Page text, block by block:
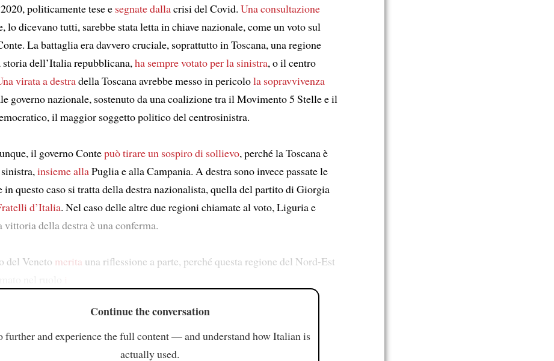
politicamente tese e segnate dallacrisi del Covid. Una consultazione
lo dicevano tutti, sarebbe stata letta in chiave nazionale, come un voto sul
La battaglia era davvero cruciale, soprattutto in Toscana, una regione
storia dell’Italia repubblicana, ha sempre votato per la sinistra, o il centro
virata a destradella Toscana avrebbe messo in pericolola sopravvivenza
governo nazionale, sostenuto da una coalizione tra il Movimento 5 Stelle e il
il maggior soggetto politico del centrosinistra.
il governo Contepuò tirare un sospiro di sollievo, perché la Toscana è
insieme allaPuglia e alla Campania. A destra sono invece passate le
in questo caso si tratta della destra nazionalista, quella del partito di Giorgia
d’Italia. Nel caso delle altre due regioni chiamate al voto, Liguria e
vittoria della destra è una conferma.
del Veneto merita una riflessione a parte, perché questa regione del Nord-Est
Continue the conversation
further and experience the full content — and understand how Italian is
actually used.